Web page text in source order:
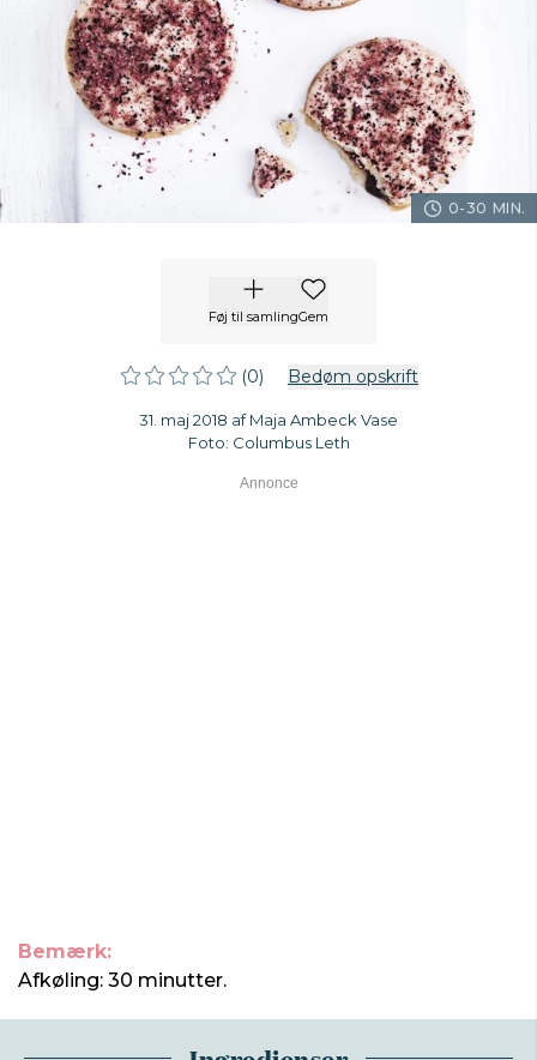
0-30 MIN.
Føj til samlingGem
(0) Bedøm opskrift
31. maj 2018 af Maja Ambeck Vase
Foto: Columbus Leth
Bemærk:
Afkøling: 30 minutter.